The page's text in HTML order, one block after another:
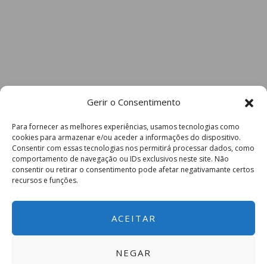
Gerir o Consentimento
Para fornecer as melhores experiências, usamos tecnologias como
cookies para armazenar e/ou aceder a informações do dispositivo.
Consentir com essas tecnologias nos permitirá processar dados, como
comportamento de navegação ou IDs exclusivos neste site. Não
consentir ou retirar o consentimento pode afetar negativamante certos
recursos e funções.
ACEITAR
NEGAR